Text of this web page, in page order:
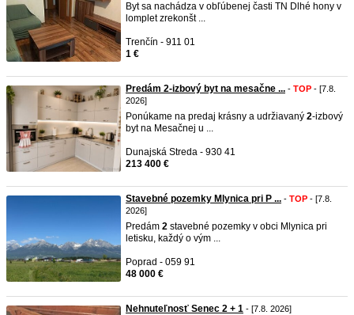
Byt sa nachádza v obľúbenej časti TN Dlhé hony v
lomplet zrekonšt ...
Trenčín - 911 01
1 €
Predám 2-izbový byt na mesačne ... - TOP - [7.8.
2026]
Ponúkame na predaj krásny a udržiavaný 2-izbový
byt na Mesačnej u ...
Dunajská Streda - 930 41
213 400 €
Stavebné pozemky Mlynica pri P ... - TOP - [7.8.
2026]
Predám 2 stavebné pozemky v obci Mlynica pri
letisku, každý o vým ...
Poprad - 059 91
48 000 €
Nehnuteľnosť Senec 2 + 1 - [7.8. 2026]